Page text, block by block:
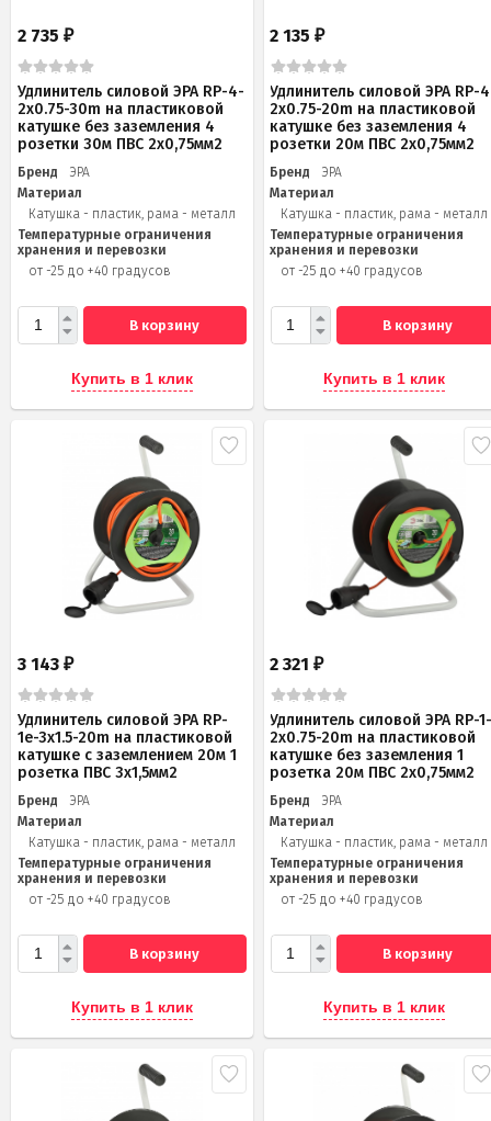
2 735 ₽
Удлинитель силовой ЭРА RP-4-
2x0.75-30m на пластиковой
катушке без заземления 4
розетки 30м ПВС 2х0,75мм2
Бренд
ЭРА
Материал
Катушка - пластик, рама - металл
Температурные ограничения
хранения и перевозки
от -25 до +40 градусов
В корзину
Купить в 1 клик
2 135₽
Удлинитель силовой ЭРА RP-
2x0.75-20m на пластиковой
катушке без заземления 4
розетки 20м ПВС 2х0,75мм2
Бренд
ЭРА
Материал
Катушка - пластик, рама - металл
Температурные ограничения
хранения и перевозки
от -25 до +40 градусов
В корзину
Купить в 1 клик
3 143 ₽
Удлинитель силовой ЭРА RP-
1e-3x1.5-20m на пластиковой
катушке c заземлением 20м 1
розетка ПВС 3х1,5мм2
Бренд
ЭРА
Материал
Катушка - пластик, рама - металл
Температурные ограничения
хранения и перевозки
от -25 до +40 градусов
В корзину
Купить в 1 клик
2 321₽
Удлинитель силовой ЭРА RP-
2x0.75-20m на пластиковой
катушке без заземления 1
розетка 20м ПВС 2х0,75мм2
Бренд
ЭРА
Материал
Катушка - пластик, рама - металл
Температурные ограничения
хранения и перевозки
от -25 до +40 градусов
В корзину
Купить в 1 клик